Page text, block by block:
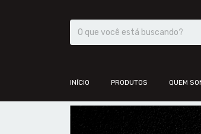
INÍCIO PRODUTOS QUEM